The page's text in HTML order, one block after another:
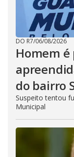
DO R7/06/08/2026
Homem é
do bairro
Suspeito tentou
Municipal